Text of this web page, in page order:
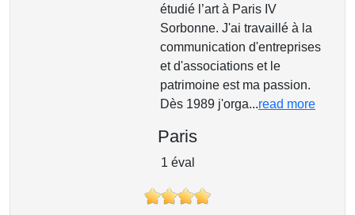
étudié l’art à Paris IV
Sorbonne. J'ai travaillé à la
communication d'entreprises
et d'associations et le
patrimoine est ma passion.
Dès 1989 j'orga...read more
Paris
1 éval